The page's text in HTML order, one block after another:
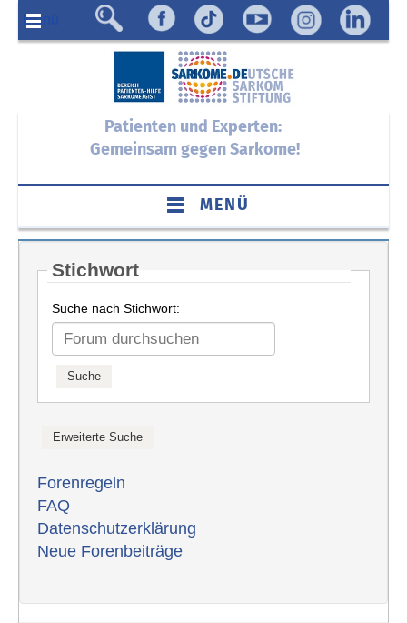
Menü
Patienten und Experten:
Gemeinsam gegen Sarkome!
MENÜ
Stichwort
Suche nach Stichwort:
Forenregeln
FAQ
Datenschutzerklärung
Neue Forenbeiträge